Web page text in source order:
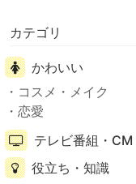
カテゴリ
かわいい
コスメ・メイク
恋愛
テレビ番組・CM
役立ち・知識